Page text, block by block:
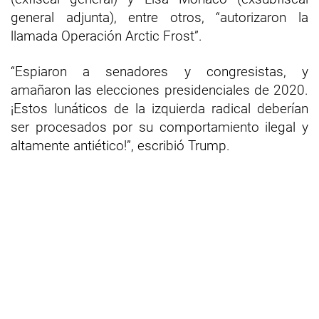
general adjunta), entre otros, “autorizaron la
llamada Operación Arctic Frost”.
“Espiaron a senadores y congresistas, y
amañaron las elecciones presidenciales de 2020.
¡Estos lunáticos de la izquierda radical deberían
ser procesados por su comportamiento ilegal y
altamente antiético!”, escribió Trump.